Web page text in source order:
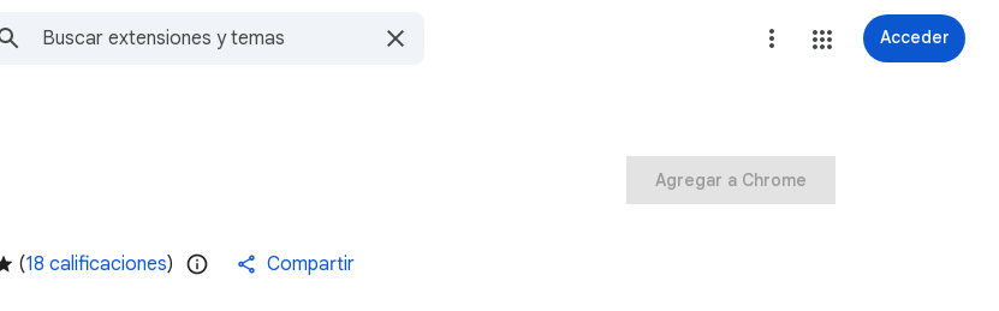
Acceder
(18 calificaciones) Compartir
Agregar a Chrome